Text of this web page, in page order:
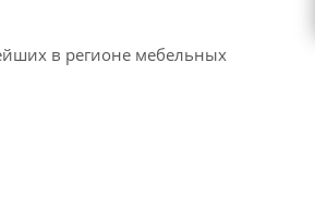
в регионе мебельных